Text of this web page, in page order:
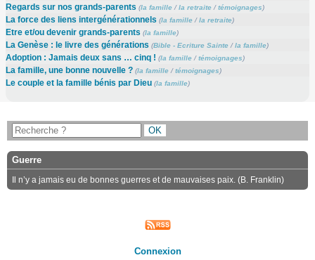
Regards sur nos grands-parents (la famille/la retraite/témoignages)
La force des liens intergénérationnels (la famille/la retraite)
Etre et/ou devenir grands-parents (la famille)
La Genèse : le livre des générations (Bible - Ecriture Sainte/la famille)
Adoption : Jamais deux sans … cinq ! (la famille/témoignages)
La famille, une bonne nouvelle ? (la famille/témoignages)
Le couple et la famille bénis par Dieu (la famille)
Guerre
Il n’y a jamais eu de bonnes guerres et de mauvaises paix. (B. Franklin)
Connexion